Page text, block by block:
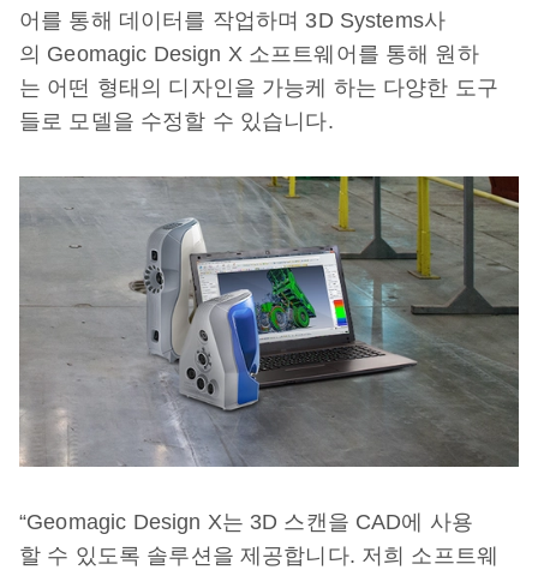
어를 통해 데이터를 작업하며 3D Systems사
의 Geomagic Design X 소프트웨어를 통해 원하
는 어떤 형태의 디자인을 가능케 하는 다양한 도구
들로 모델을 수정할 수 있습니다.
“Geomagic Design X는 3D 스캔을 CAD에 사용
할 수 있도록 솔루션을 제공합니다. 저희 소프트웨